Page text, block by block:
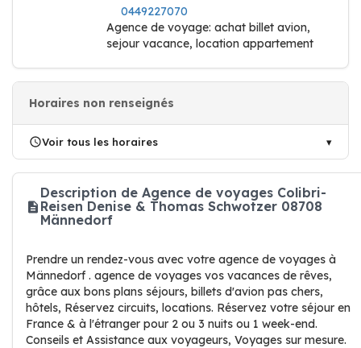
0449227070
Agence de voyage: achat billet avion,
sejour vacance, location appartement
Horaires non renseignés
Voir tous les horaires
Description de Agence de voyages Colibri-
Reisen Denise & Thomas Schwotzer 08708
Männedorf
Prendre un rendez-vous avec votre agence de voyages à
Männedorf . agence de voyages vos vacances de rêves,
grâce aux bons plans séjours, billets d'avion pas chers,
hôtels, Réservez circuits, locations. Réservez votre séjour en
France & à l'étranger pour 2 ou 3 nuits ou 1 week-end.
Conseils et Assistance aux voyageurs, Voyages sur mesure.